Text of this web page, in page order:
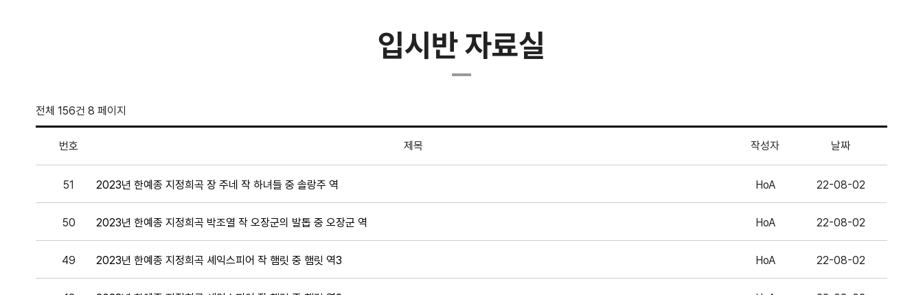
입시반 자료실
전체 156건 8 페이지
번호 제목 작성자 날짜
51 2023년 한예종 지정희곡 장 주네 작 하녀들 중 솔랑주 역 HoA 22-08-02
50 2023년 한예종 지정희곡 박조열 작 오장군의 발톱 중 오장군 역 HoA 22-08-02
49 2023년 한예종 지정희곡 셰익스피어 작 햄릿 중 햄릿 역3 HoA 22-08-02